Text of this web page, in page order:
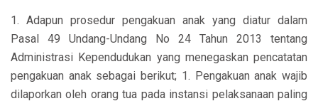
1. Adapun prosedur pengakuan anak yang diatur dalam
Pasal 49 Undang-Undang No 24 Tahun 2013 tentang
Administrasi Kependudukan yang menegaskan pencatatan
pengakuan anak sebagai berikut; 1. Pengakuan anak wajib
dilaporkan oleh orang tua pada instansi pelaksanaan paling